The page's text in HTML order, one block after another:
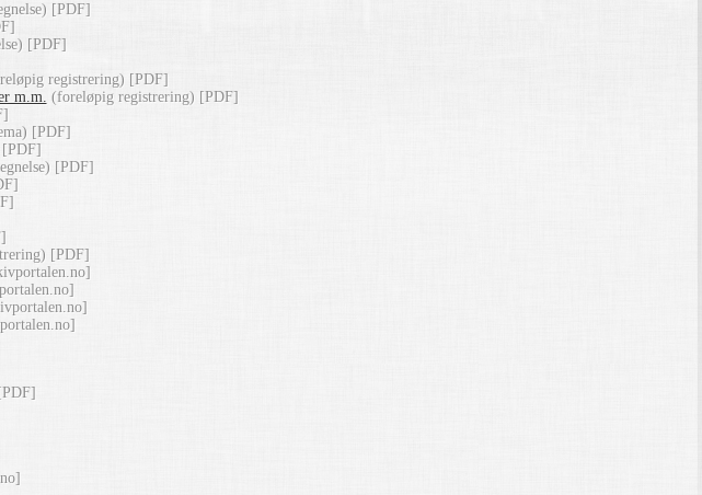
[PDF]
[PDF]
registrering) [PDF]
m.m. (foreløpig registrering) [PDF]
[PDF]
[PDF]
[PDF]